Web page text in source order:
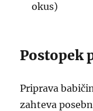
okus)
Postopek
Priprava
zahteva